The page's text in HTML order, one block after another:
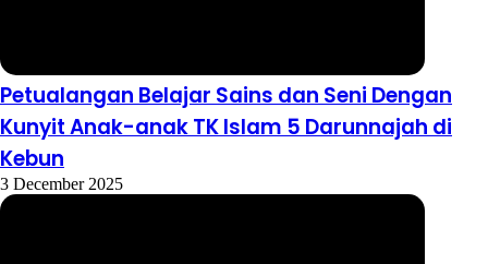
Petualangan Belajar Sains dan Seni Dengan
Kunyit Anak-anak TK Islam 5 Darunnajah di
Kebun
3 December 2025